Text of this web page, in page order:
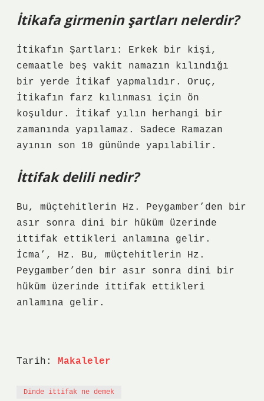
İtikafa girmenin şartları nelerdir?
İtikafın Şartları: Erkek bir kişi,
cemaatle beş vakit namazın kılındığı
bir yerde İtikaf yapmalıdır. Oruç,
İtikafın farz kılınması için ön
koşuldur. İtikaf yılın herhangi bir
zamanında yapılamaz. Sadece Ramazan
ayının son 10 gününde yapılabilir.
İttifak delili nedir?
Bu, müçtehitlerin Hz. Peygamber’den bir
asır sonra dini bir hüküm üzerinde
ittifak ettikleri anlamına gelir.
İcma’, Hz. Bu, müçtehitlerin Hz.
Peygamber’den bir asır sonra dini bir
hüküm üzerinde ittifak ettikleri
anlamına gelir.
Tarih: Makaleler
Dinde ittifak ne demek